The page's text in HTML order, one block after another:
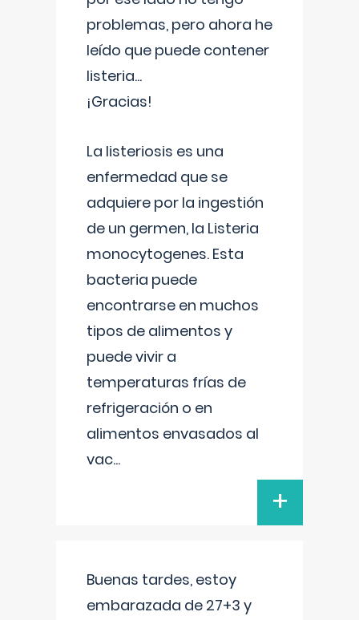
problemas, pero ahora he
leído que puede contener
listeria...
¡Gracias!
La listeriosis es una
enfermedad que se
adquiere por la ingestión
de un germen, la Listeria
monocytogenes. Esta
bacteria puede
encontrarse en muchos
tipos de alimentos y
puede vivir a
temperaturas frías de
refrigeración o en
alimentos envasados al
vac...
+
Buenas tardes, estoy
embarazada de 27+3 y